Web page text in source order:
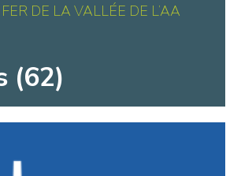
DE LA VALLÉE DE L’AA
(62)